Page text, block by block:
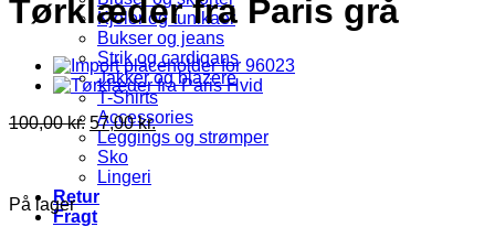
Kjoler og tunikaer
Bukser og jeans
Strik og cardigans
Jakker og blazere
T-Shirts
Accessories
Leggings og strømper
Sko
Lingeri
Retur
Fragt
Tørklæder fra Paris grå
100,00kr. 57,00kr.
På lager